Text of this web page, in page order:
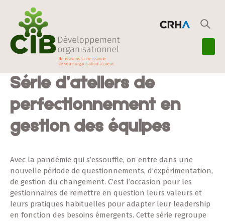
Série d’ateliers de
perfectionnement en
gestion des équipes
Avec la pandémie qui s’essouffle, on entre dans une
nouvelle période de questionnements, d’expérimentation,
de gestion du changement. C’est l’occasion pour les
gestionnaires de remettre en question leurs valeurs et
leurs pratiques habituelles pour adapter leur leadership
en fonction des besoins émergents. Cette série regroupe